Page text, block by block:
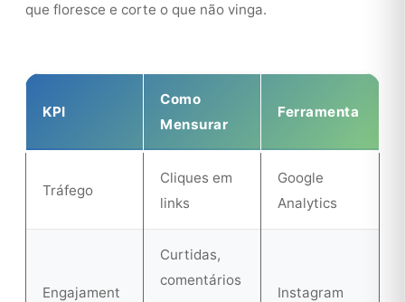
que floresce e corte o que não vinga.
KPI
Como
Mensurar
Ferramenta
Tráfego
Cliques em
links
Google
Analytics
Engajament
Curtidas,
comentários
Instagram